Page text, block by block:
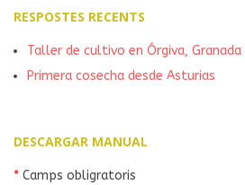
RESPOSTES RECENTS
Taller de cultivo en Órgiva, Granada
Primera cosecha desde Asturias
DESCARGAR MANUAL
* Camps obligratoris